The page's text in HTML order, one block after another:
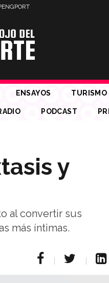
ENGPORT
ENSAYOS TURISMO
PODCAST
y
al convertir sus
más íntimas.